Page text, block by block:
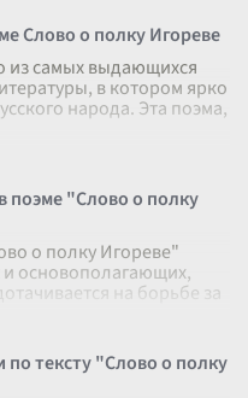
Слово о полку Игореве
из самых выдающихся
в котором ярко
народа. Эта поэма,
поэме "Слово о полку
о полку Игореве"
и основополагающих,
на борьбе за
тексту "Слово о полку